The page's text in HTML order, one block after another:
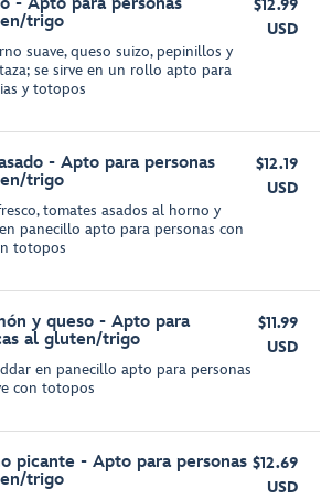
trigo
suave, queso suizo, pepinillos y
se sirve en un rollo apto para
y totopos
$12.99
USD
- Apto para personas
trigo
tomates asados al horno y
panecillo apto para personas con
totopos
$12.19
USD
y queso - Apto para
al gluten/trigo
en panecillo apto para personas
con totopos
$11.99
USD
picante - Apto para personas
trigo
$12.69
USD